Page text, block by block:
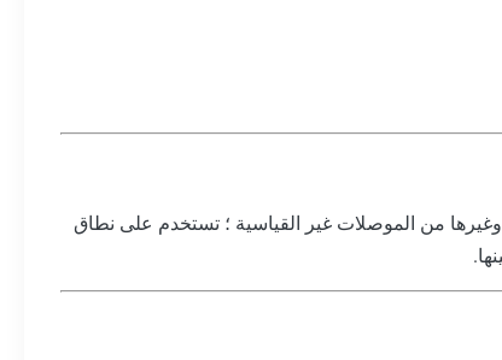
الوسادة المطاطية لتلميع الألياف الضوئية مناسبة لطحن موصلات الألياف الضوئية ، وتشمل الموصلات الحلقات الخزفية ، و MTP ، و MPO وغيرها من الموصلات غير القياسية ؛ تستخدم على نطاق